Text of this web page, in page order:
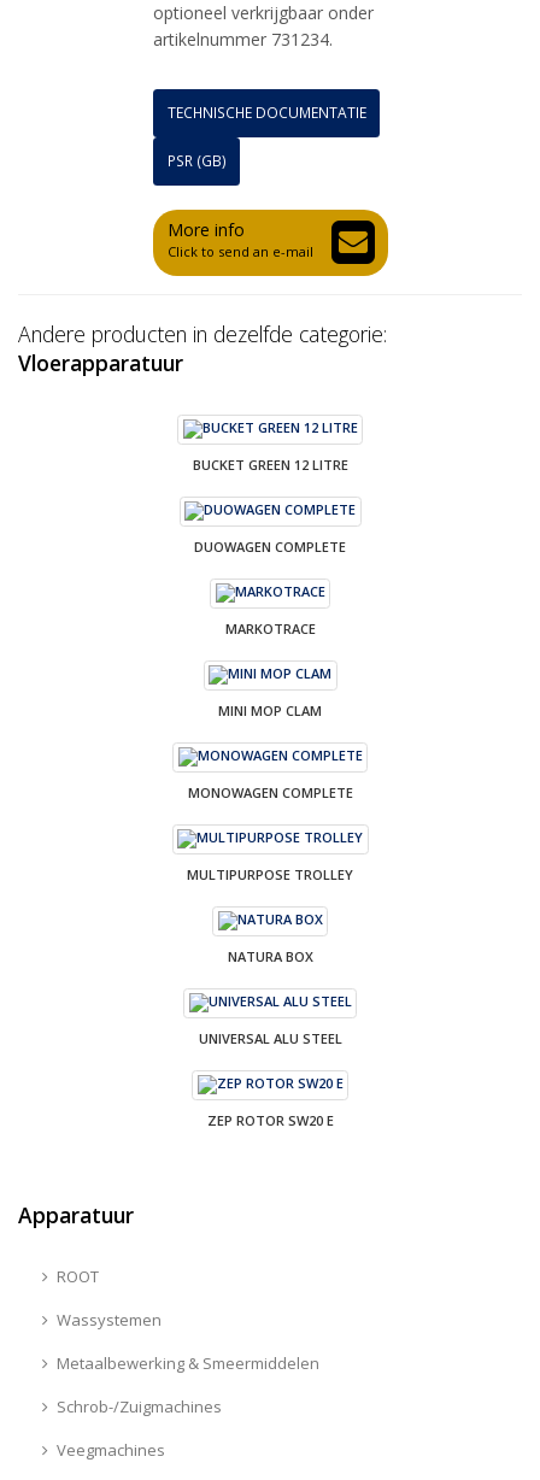
optioneel verkrijgbaar onder
artikelnummer 731234.
TECHNISCHE DOCUMENTATIE
PSR (GB)
More info
Click to send an e-mail
Andere producten in dezelfde categorie:
Vloerapparatuur
BUCKET GREEN 12 LITRE
DUOWAGEN COMPLETE
MARKOTRACE
MINI MOP CLAM
MONOWAGEN COMPLETE
MULTIPURPOSE TROLLEY
NATURA BOX
UNIVERSAL ALU STEEL
ZEP ROTOR SW20 E
Apparatuur
ROOT
Wassystemen
Metaalbewerking & Smeermiddelen
Schrob-/Zuigmachines
Veegmachines